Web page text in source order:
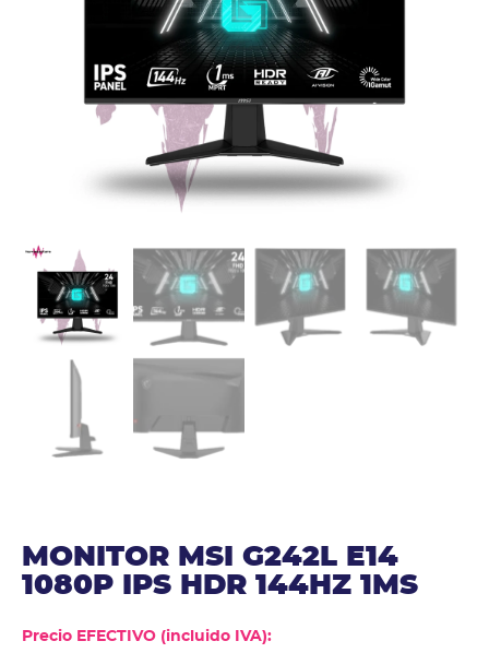
MONITOR MSI G242L E14
1080P IPS HDR 144HZ 1MS
Precio EFECTIVO (incluido IVA):